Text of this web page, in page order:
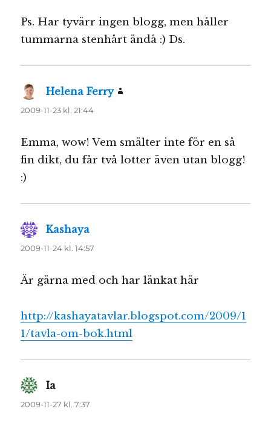
Ps. Har tyvärr ingen blogg, men håller
tummarna stenhårt ändå :) Ds.
Helena Ferry
2009-11-23 kl. 21:44
Emma, wow! Vem smälter inte för en så
fin dikt, du får två lotter även utan blogg!
:)
Kashaya
2009-11-24 kl. 14:57
Är gärna med och har länkat här
http://kashayatavlar.blogspot.com/2009/1
1/tavla-om-bok.html
Ia
2009-11-27 kl. 7:37